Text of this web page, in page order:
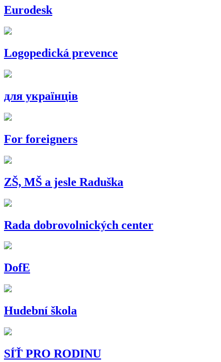
Eurodesk
Logopedická prevence
для українців
For foreigners
ZŠ, MŠ a jesle Raduška
Rada dobrovolnických center
DofE
Hudební škola
SÍŤ PRO RODINU